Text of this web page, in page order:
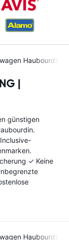
Haubourdin
|
günstigen
✓ Keine
Haubourdin